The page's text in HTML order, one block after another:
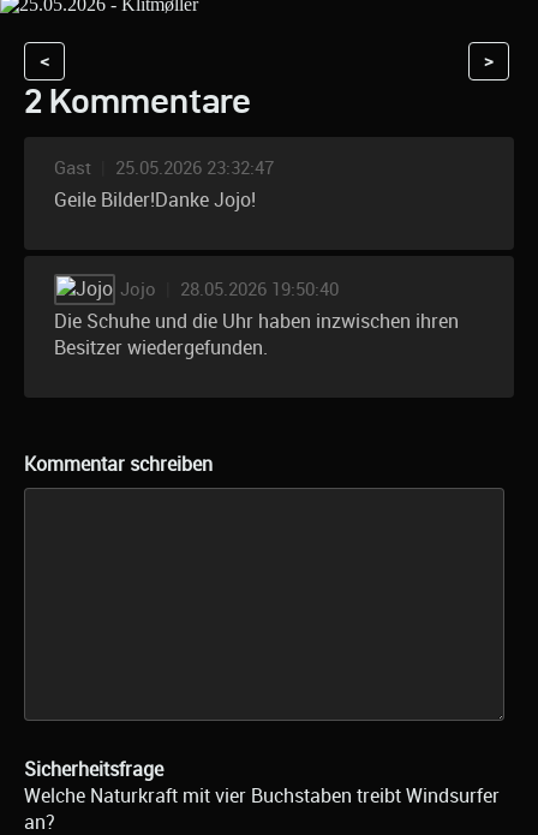
< >
2 Kommentare
Gast 25.05.2026 23:32:47
Geile Bilder!Danke Jojo!
Jojo 28.05.2026 19:50:40
Die Schuhe und die Uhr haben inzwischen ihren
Besitzer wiedergefunden.
Kommentar schreiben
Sicherheitsfrage
Welche Naturkraft mit vier Buchstaben treibt Windsurfer
an?